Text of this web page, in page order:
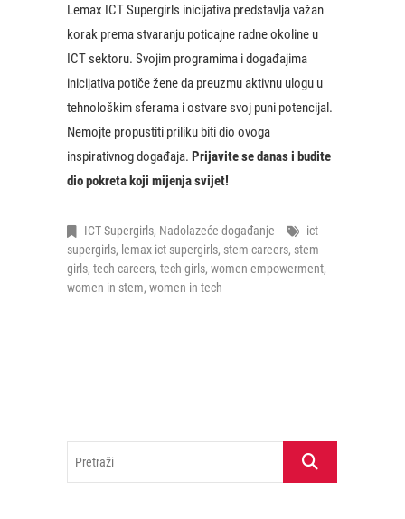
Lemax ICT Supergirls inicijativa predstavlja važan
korak prema stvaranju poticajne radne okoline u
ICT sektoru. Svojim programima i događajima
inicijativa potiče žene da preuzmu aktivnu ulogu u
tehnološkim sferama i ostvare svoj puni potencijal.
Nemojte propustiti priliku biti dio ovoga
inspirativnog događaja. Prijavite se danas i budite
dio pokreta koji mijenja svijet!
ICT Supergirls, Nadolazeće događanje
ict
supergirls, lemax ict supergirls, stem careers, stem
girls, tech careers, tech girls, women empowerment,
women in stem, women in tech
Pretraži